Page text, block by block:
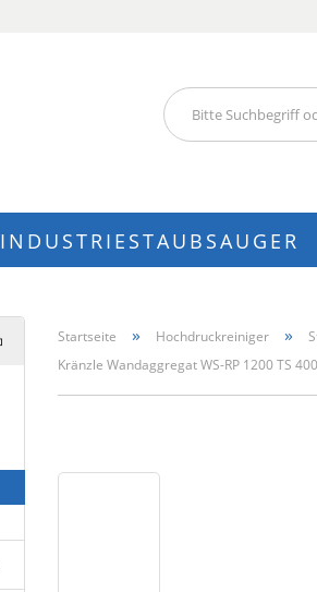
INDUSTRIESTAUBSAUGER
Startseite » Hochdruckreiniger »
Kränzle Wandaggregat WS-RP 1200 TS